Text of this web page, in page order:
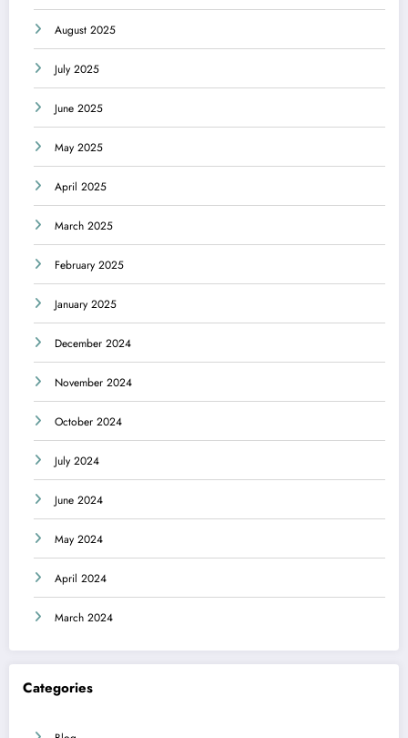
August 2025
July 2025
June 2025
May 2025
April 2025
March 2025
February 2025
January 2025
December 2024
November 2024
October 2024
July 2024
June 2024
May 2024
April 2024
March 2024
Categories